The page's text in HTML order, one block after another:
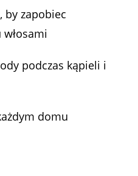
by zapobiec
podczas kąpieli i
domu